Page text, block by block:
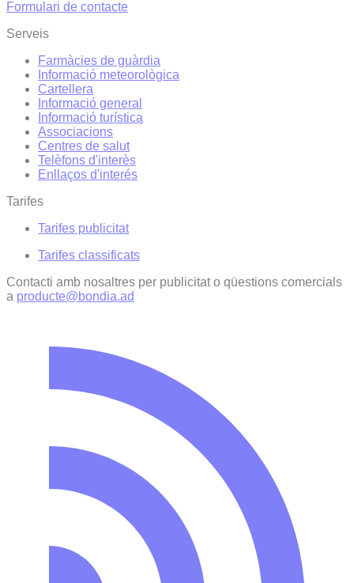
Formulari de contacte
Serveis
Farmàcies de guàrdia
Informació meteorològica
Cartellera
Informació general
Informació turística
Associacions
Centres de salut
Telèfons d'interès
Enllaços d'interés
Tarifes
Tarifes publicitat
Tarifes classificats
Contacti amb nosaltres per publicitat o qüestions comercials
a producte@bondia.ad